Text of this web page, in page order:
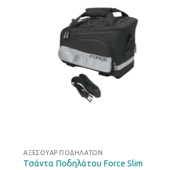
Επιθυμιών
ΑΞΕΣΟΥΆΡ ΠΟΔΗΛΆΤΩΝ
Τσάντα Ποδηλάτου Force Slim